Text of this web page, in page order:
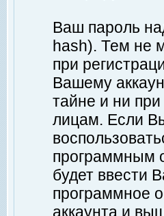
Ваш пароль
hash). Тем не
при
Вашему
тайне и ни при
лицам. Если
программным
будет ввести
программное
аккаунта и